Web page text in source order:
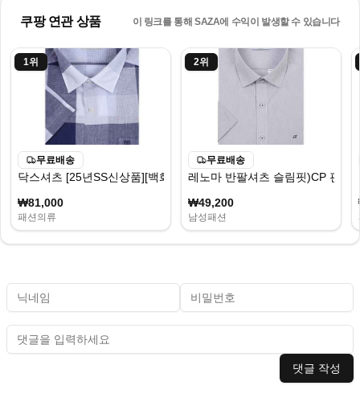
쿠팡 연관 상품 이 링크를 통해 SAZA에 수익이 발생할 수 있습니다
1위
무료배송
닥스셔츠 [25년SS신상품][백화점인기상품] 시원하고 화사한 네이비
₩81,000
패션의류
2위
무료배송
레노마 반팔셔츠 슬림핏)CP 핀
₩49,200
남성패션
댓글 작성